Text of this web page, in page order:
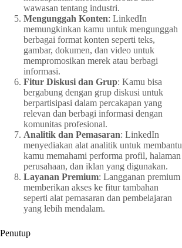
wawasan tentang industri.
Mengunggah Konten: LinkedIn
memungkinkan kamu untuk mengunggah
berbagai format konten seperti teks,
gambar, dokumen, dan video untuk
mempromosikan merek atau berbagi
informasi.
Fitur Diskusi dan Grup: Kamu bisa
bergabung dengan grup diskusi untuk
berpartisipasi dalam percakapan yang
relevan dan berbagi informasi dengan
komunitas profesional.
Analitik dan Pemasaran: LinkedIn
menyediakan alat analitik untuk membantu
kamu memahami performa profil, halaman
perusahaan, dan iklan yang digunakan.
Layanan Premium: Langganan premium
memberikan akses ke fitur tambahan
seperti alat pemasaran dan pembelajaran
yang lebih mendalam.
Penutup